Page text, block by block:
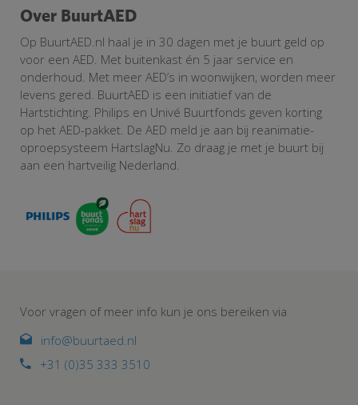
Over BuurtAED
Op BuurtAED.nl haal je in 30 dagen met je buurt geld op
voor een AED. Met buitenkast én 5 jaar service en
onderhoud. Met meer AED’s in woonwijken, worden meer
levens gered. BuurtAED is een initiatief van de
Hartstichting. Philips en Univé Buurtfonds geven korting
op het AED-pakket. De AED meld je aan bij reanimatie-
oproepsysteem HartslagNu. Zo draag je met je buurt bij
aan een hartveilig Nederland.
Voor vragen of meer info kun je ons bereiken via
info@buurtaed.nl
+31 (0)35 333 3510